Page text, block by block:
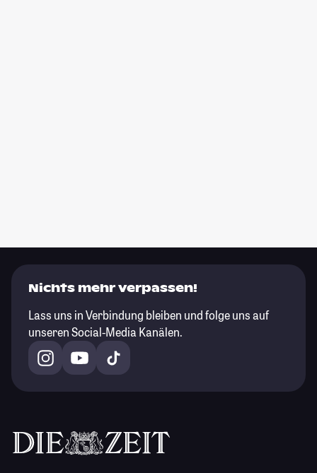
Nichts mehr verpassen!
Lass uns in Verbindung bleiben und folge uns auf
unseren Social-Media Kanälen.